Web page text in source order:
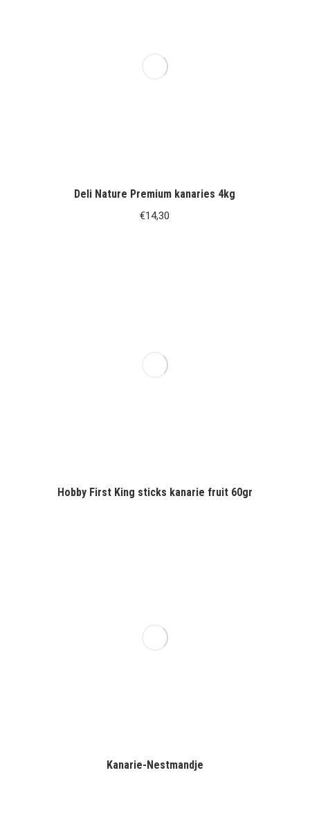
Deli Nature Premium kanaries 4kg
€14,30
Hobby First King sticks kanarie fruit 60gr
Kanarie-Nestmandje